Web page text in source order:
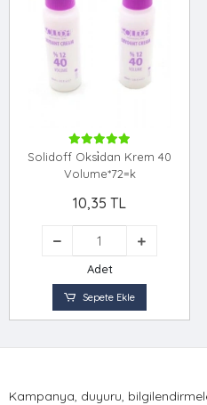
Solidoff Oksi̇dan Krem 40
Volume*72=k
10,35 TL
Adet
Sepete Ekle
Kampanya, duyuru,